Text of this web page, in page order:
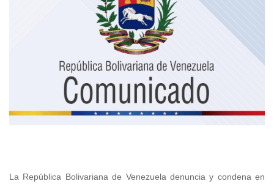
La República Bolivariana de Venezuela denuncia y condena en